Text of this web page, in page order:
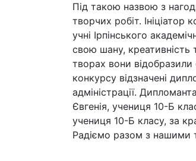
Під такою назвою з
творчих робіт.
учні Ірпінського
свою шану, креативність
творах вони
конкурсу відзначені
адміністрації.
Євгенія, учениця 10-Б
учениця 10-Б класу, за
Радіємо разом з нашими